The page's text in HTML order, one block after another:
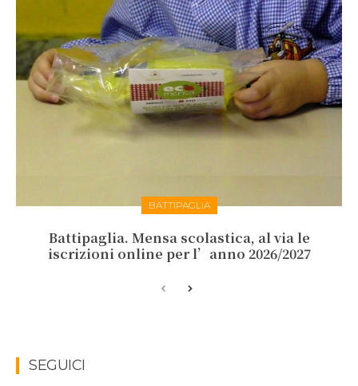
BATTIPAGLIA
Battipaglia. Mensa scolastica, al via le
iscrizioni online per l’anno 2026/2027
SEGUICI